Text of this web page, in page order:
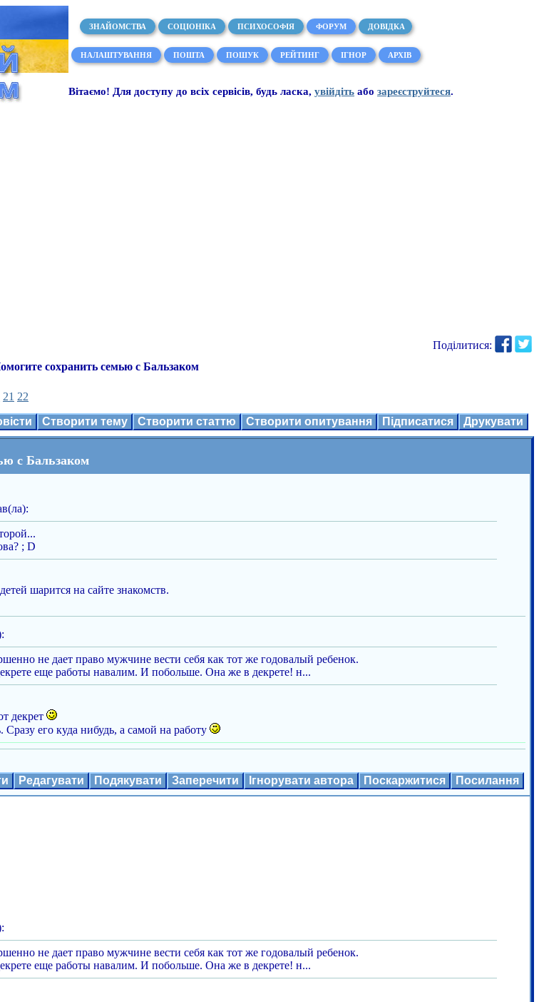
ЗНАЙОМСТВА СОЦІОНІКА ПСИХОСОФІЯ ФОРУМ ДОВІДКА
НАЛАШТУВАННЯ ПОШТА ПОШУК РЕЙТИНГ ІГНОР АРХІВ
Вітаємо! Для доступу до всіх сервісів, будь ласка, увійдіть або зареєструйтеся.
Поділитися:
сохранить семью с Бальзаком
21 22
Створити тему Створити статтю Створити опитування Підписатися Друкувати
с Бальзаком
; D
шарится на сайте знакомств.
не дает право мужчине вести себя как тот же годовалый ребенок.
еще работы навалим. И побольше. Она же в декрете! н...
декрет
его куда нибудь, а самой на работу
Редагувати Подякувати Заперечити Ігнорувати автора Поскаржитися Посилання
не дает право мужчине вести себя как тот же годовалый ребенок.
еще работы навалим. И побольше. Она же в декрете! н...